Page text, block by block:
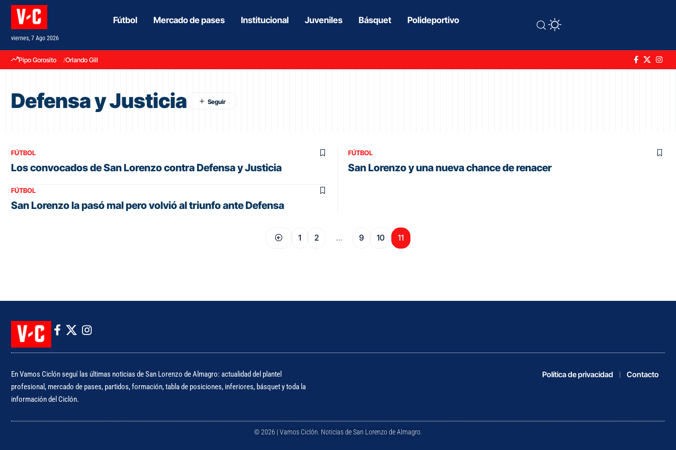
viernes, 7 Ago 2026
Fútbol Mercado de pases Institucional Juveniles Básquet Polideportivo
Pipo Gorosito Orlando Gill
Defensa y Justicia
FÚTBOL
Los convocados de San Lorenzo contra Defensa y Justicia
FÚTBOL
San Lorenzo y una nueva chance de renacer
FÚTBOL
San Lorenzo la pasó mal pero volvió al triunfo ante Defensa
1 2 … 9 10 11
En Vamos Ciclón seguí las últimas noticias de San Lorenzo de Almagro: actualidad del plantel
profesional, mercado de pases, partidos, formación, tabla de posiciones, inferiores, básquet y toda la
información del Ciclón.
Política de privacidad Contacto
© 2026 | Vamos Ciclón. Noticias de San Lorenzo de Almagro.